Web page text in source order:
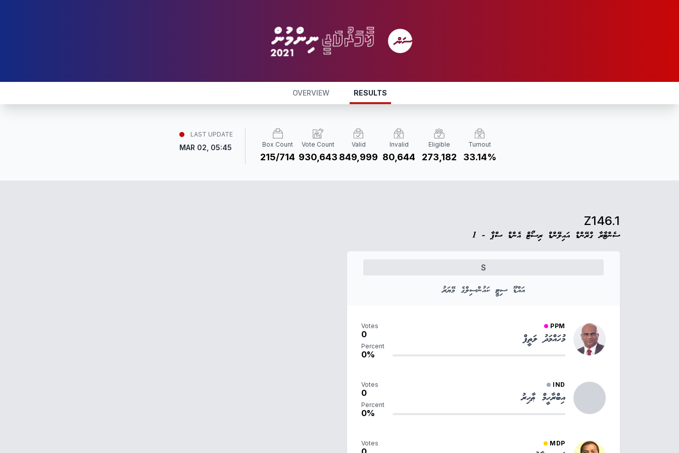
RESULTS
OVERVIEW
Box Count
215/714
Vote Count
930,643
Valid
849,999
Invalid
80,644
Eligible
273,182
Turnout
33.14%
LAST UPDATE
MAR 02, 05:45
Z146.1
ސެންޓާރާ ގްރޭންޑް އައިލޭންޑް ރިސޯޓް އެންޑް ސްޕާ - 1
S
އައްޑޫ ސިޓީ ކައުންސިލްގެ މޭޔަރު
PPM
މުހައްމަދު ލަތީފް
Votes
0
Percent
0%
IND
އިބްރާހީމް ޠާހިރު
Votes
0
Percent
0%
MDP
Votes